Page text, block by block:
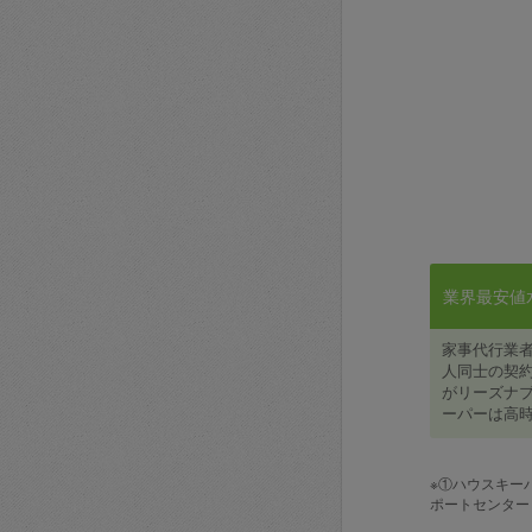
業界最安値
家事代行業
人同士の契
がリーズナ
ーパーは高
※①ハウスキー
ポートセンター